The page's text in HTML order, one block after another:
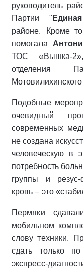
руководитель
Партии "
районе. Кроме
помогала
ТОС «Вышка-
отделения
Подобные
очевидный
современных
не создана
человеческую в
потребность
группы и резус-
кровь – это
Пермяки
мобильном
слову техники.
сдать только
экспресс-